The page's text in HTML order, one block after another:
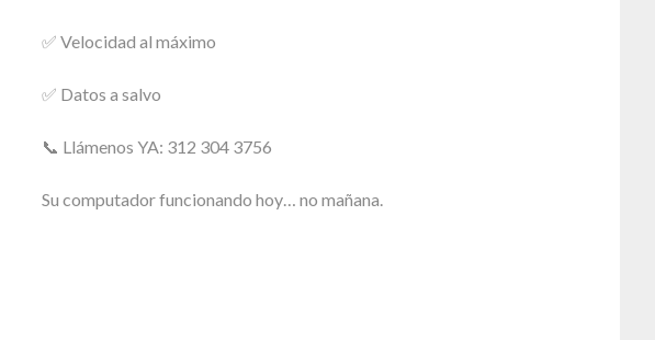
✅ Velocidad al máximo
✅ Datos a salvo
📞 Llámenos YA: 312 304 3756
Su computador funcionando hoy… no mañana.